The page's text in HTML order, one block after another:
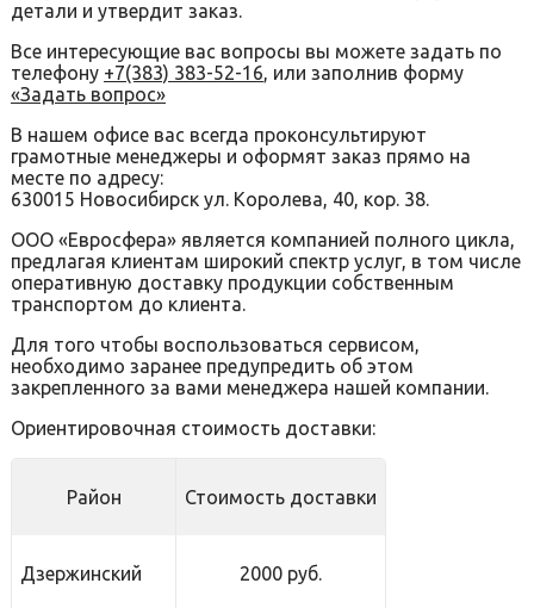
детали и утвердит заказ.
Все интересующие вас вопросы вы можете задать по
телефону +7(383) 383-52-16, или заполнив форму
«Задать вопрос»
В нашем офисе вас всегда проконсультируют
грамотные менеджеры и оформят заказ прямо на
месте по адресу:
630015 Новосибирск ул. Королева, 40, кор. 38.
ООО «Евросфера» является компанией полного цикла,
предлагая клиентам широкий спектр услуг, в том числе
оперативную доставку продукции собственным
транспортом до клиента.
Для того чтобы воспользоваться сервисом,
необходимо заранее предупредить об этом
закрепленного за вами менеджера нашей компании.
Ориентировочная стоимость доставки:
Район Стоимость доставки
Дзержинский 2000 руб.